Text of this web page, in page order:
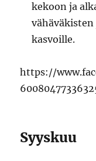
kekoon ja
kasvoille.
https://
Syyskuu